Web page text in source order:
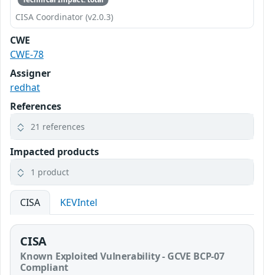
CISA Coordinator (v2.0.3)
CWE
CWE-78
Assigner
redhat
References
21 references
Impacted products
1 product
CISA KEVIntel
CISA
Known Exploited Vulnerability - GCVE BCP-07
Compliant